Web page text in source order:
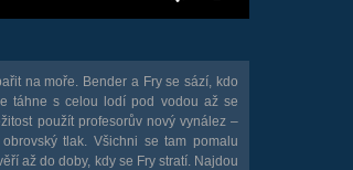
na moře. Bender a Fry se sází, kdo
táhne s celou lodí pod vodou až se
použít profesorův nový vynález –
tlak. Všichni se tam pomalu
až do doby, kdy se Fry stratí. Najdou